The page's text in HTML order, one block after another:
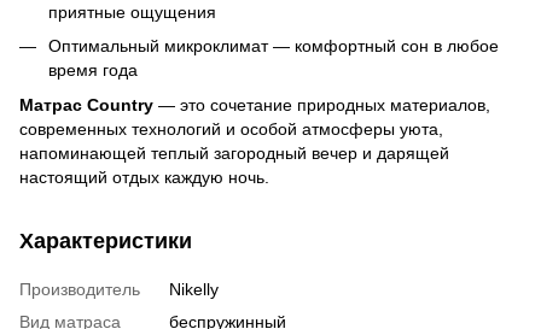
приятные ощущения
Оптимальный микроклимат — комфортный сон в любое
время года
Матрас Country — это сочетание природных материалов,
современных технологий и особой атмосферы уюта,
напоминающей теплый загородный вечер и дарящей
настоящий отдых каждую ночь.
Характеристики
Производитель
Nikelly
Вид матраса
беспружинный